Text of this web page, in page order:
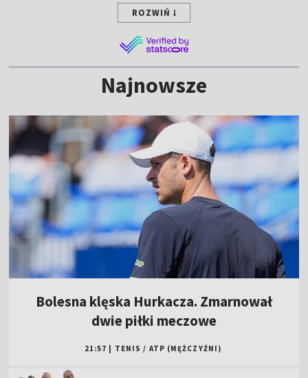
ROZWIŃ
Najnowsze
Bolesna klęska Hurkacza. Zmarnował
dwie piłki meczowe
21:57 TENIS / ATP (MĘŻCZYŹNI)